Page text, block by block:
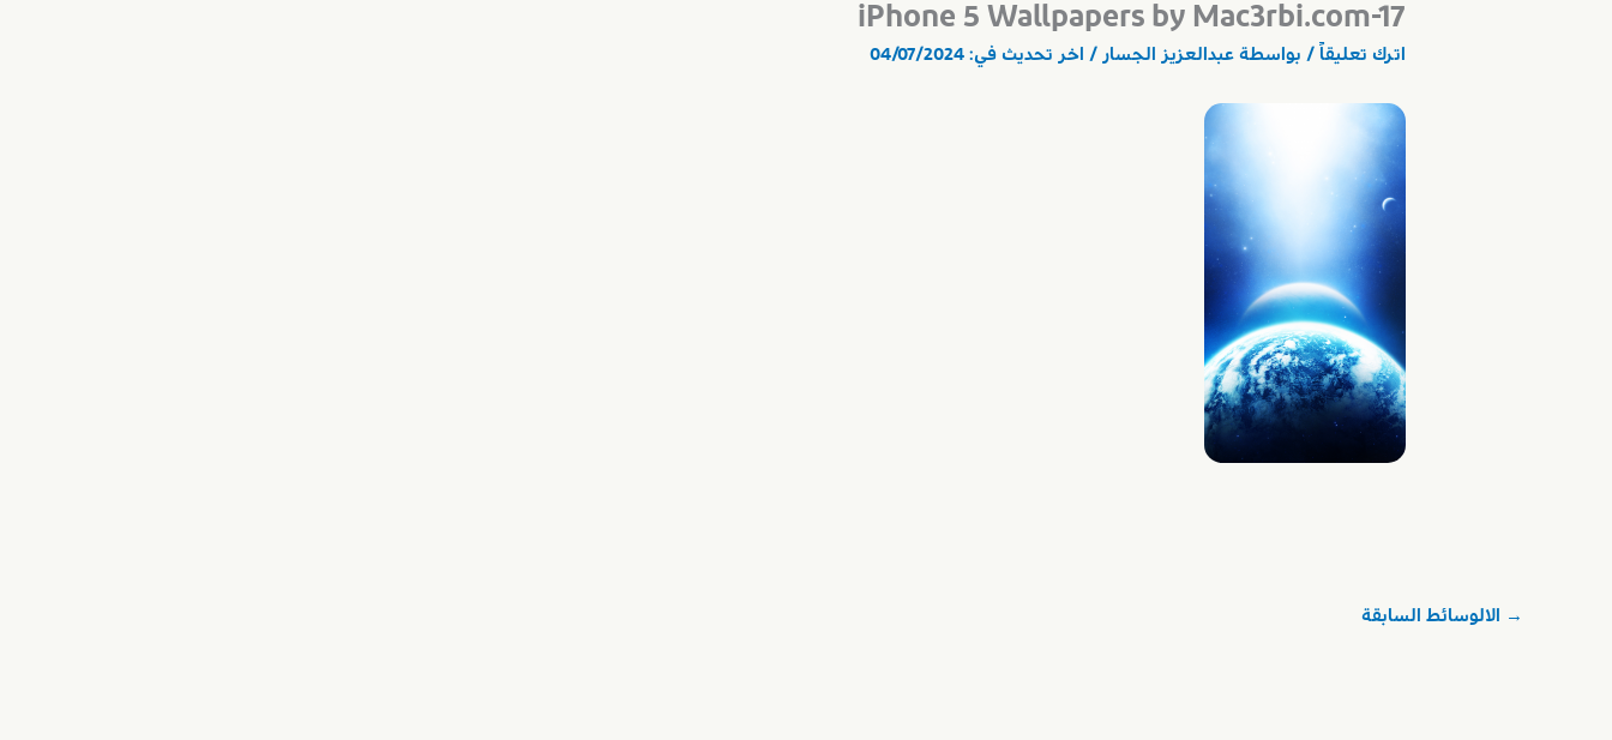
iPhone 5 Wallpapers by Mac3rbi.com-17
اترك تعليقاً / بواسطة عبدالعزيز الجسار/ اخر تحديث في: 04/07/2024
→ الالوسائط السابقة